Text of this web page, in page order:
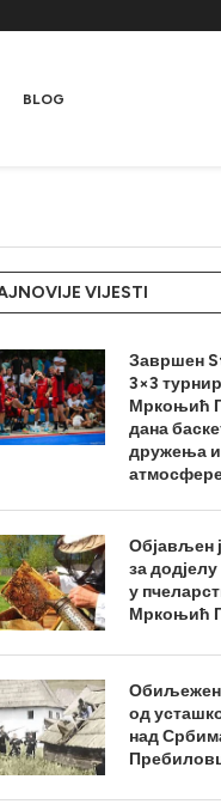
BLOG
VIJESTI
Завршен
3×3
Мркоњић
дана
дружења и
Објављен
за
у
Мркоњић
од
над